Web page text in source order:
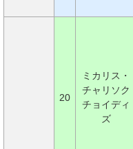
20
ミカリス・
チャリソク
チョイディ
ズ